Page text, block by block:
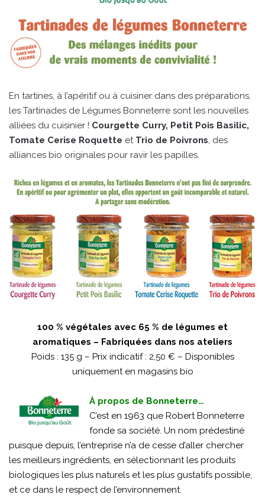
En tartines, à l’apéritif ou à cuisiner dans des préparations,
les Tartinades de Légumes Bonneterre sont les nouvelles
alliées du cuisinier ! Courgette Curry, Petit Pois Basilic,
Tomate Cerise Roquette et Trio de Poivrons , des
alliances bio originales pour ravir les papilles.
100 % végétales avec 65 % de légumes et
aromatiques – Fabriquées dans nos ateliers
Poids : 135 g – Prix indicatif : 2,50 € – Disponibles
uniquement en magasins bio
À propos de Bonneterre…
C’est en 1963 que Robert Bonneterre
fonde sa société. Un nom prédestiné
puisque depuis, l’entreprise n’a de cesse d’aller chercher
les meilleurs ingrédients, en sélectionnant les produits
biologiques les plus naturels et les plus gustatifs possible,
et ce dans le respect de l’environnement.